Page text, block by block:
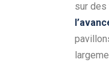
sur des